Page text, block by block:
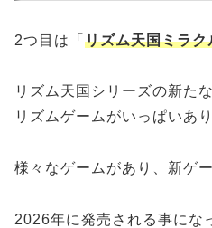
2つ目は「 リズム天国ミラク
リズム天国シリーズの新た
リズムゲームがいっぱいあり
様々なゲームがあり、新ゲ
2026年に発売される事にな